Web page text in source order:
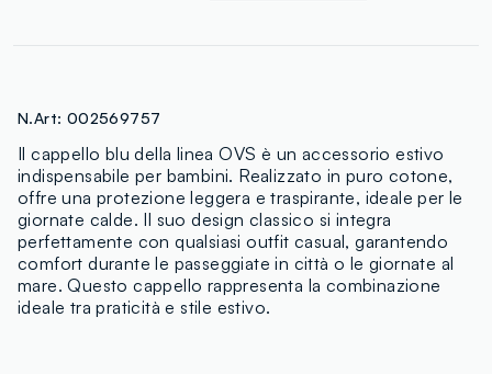
N.Art: 002569757
Il cappello blu della linea OVS è un accessorio estivo
indispensabile per bambini. Realizzato in puro cotone,
offre una protezione leggera e traspirante, ideale per le
giornate calde. Il suo design classico si integra
perfettamente con qualsiasi outfit casual, garantendo
comfort durante le passeggiate in città o le giornate al
mare. Questo cappello rappresenta la combinazione
ideale tra praticità e stile estivo.